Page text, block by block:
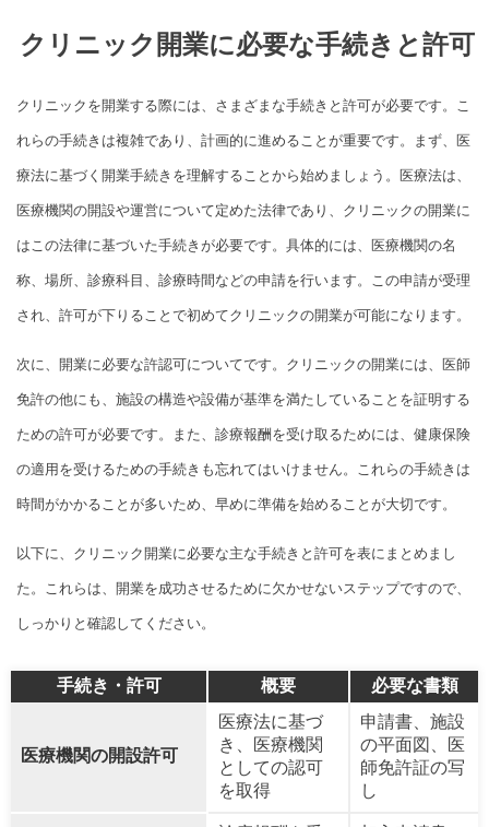
クリニック開業に必要な手続きと許可
クリニックを開業する際には、さまざまな手続きと許可が必要です。こ
れらの手続きは複雑であり、計画的に進めることが重要です。まず、医
療法に基づく開業手続きを理解することから始めましょう。医療法は、
医療機関の開設や運営について定めた法律であり、クリニックの開業に
はこの法律に基づいた手続きが必要です。具体的には、医療機関の名
称、場所、診療科目、診療時間などの申請を行います。この申請が受理
され、許可が下りることで初めてクリニックの開業が可能になります。
次に、開業に必要な許認可についてです。クリニックの開業には、医師
免許の他にも、施設の構造や設備が基準を満たしていることを証明する
ための許可が必要です。また、診療報酬を受け取るためには、健康保険
の適用を受けるための手続きも忘れてはいけません。これらの手続きは
時間がかかることが多いため、早めに準備を始めることが大切です。
以下に、クリニック開業に必要な主な手続きと許可を表にまとめまし
た。これらは、開業を成功させるために欠かせないステップですので、
しっかりと確認してください。
手続き・許可 概要 必要な書類
医療機関の開設許可
医療法に基づ
き、医療機関
としての認可
を取得
申請書、施設
の平面図、医
師免許証の写
し